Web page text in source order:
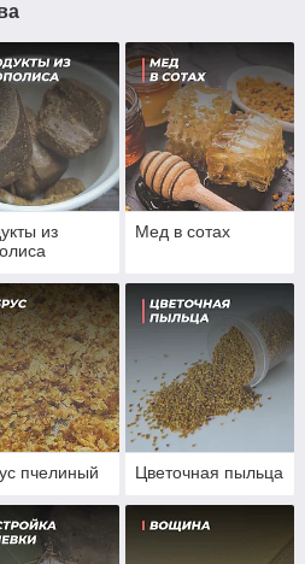
из
Мед в сотах
пчелиный Цветочная пыльца